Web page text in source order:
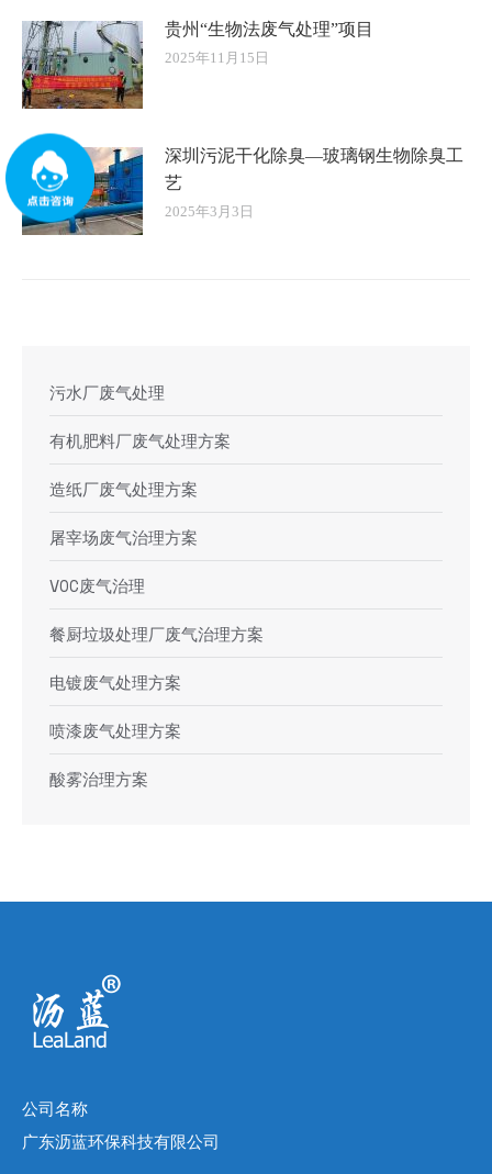
贵州“生物法废气处理”项目
2025年11月15日
深圳污泥干化除臭—玻璃钢生物除臭工
艺
2025年3月3日
污水厂废气处理
有机肥料厂废气处理方案
造纸厂废气处理方案
屠宰场废气治理方案
VOC废气治理
餐厨垃圾处理厂废气治理方案
电镀废气处理方案
喷漆废气处理方案
酸雾治理方案
公司名称
广东沥蓝环保科技有限公司